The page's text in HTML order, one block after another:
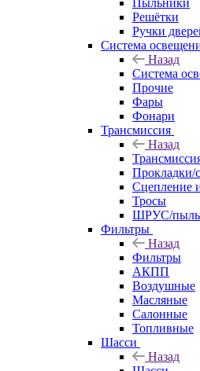
Пыльники
Решётки
Ручки
Система
Назад
Система
Прочие
Фары
Фонари
Трансмиссия
Назад
Прокладки/
Сцепление
Тросы
ШРУС/
Фильтры
Назад
Фильтры
АКПП
Воздушные
Масляные
Салонные
Топливные
Шасси
Назад